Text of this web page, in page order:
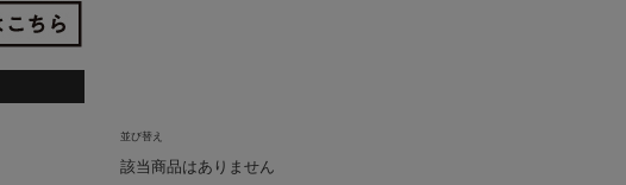
並び替え
該当商品はありません